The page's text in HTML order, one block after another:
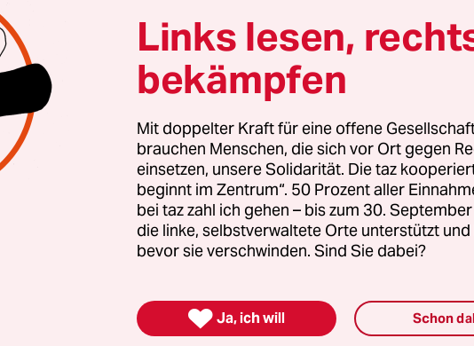
wie Parkinson spezialisiertes Unternehmen kann damit
theoretisch eine neue Technologie zur Herstellung von
schützen lassen.
Cruz Villalón hat in seinen Schlussanträgen aber
dass der EU-weite Ausschluss menschlicher
von der Patentierbarkeit nur ein Mindestverbot darstelle.
gestattet, das Patentierungsverbot aus
moralischen Erwägungen auf andere Organismen
Links lesen,
bekämpfen
Mit doppelter Kraft für eine offene
brauchen Menschen, die sich vor Ort gegen
einsetzen, unsere Solidarität. Die taz
beginnt im Zentrum“. 50 Prozent aller
bei taz zahl ich gehen – bis zum 30.
die linke, selbstverwaltete Orte unterstützt
bevor sie verschwinden. Sind Sie dabei?
 Ja, ich will Schon